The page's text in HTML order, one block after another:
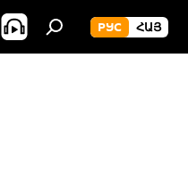
РУС ՀԱՅ